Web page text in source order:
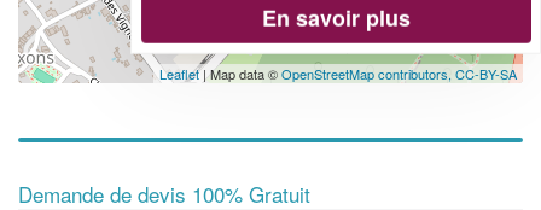
Leaflet| Map data ©OpenStreetMap contributors, CC-BY-SA
Demande de devis 100% Gratuit
En savoir plus